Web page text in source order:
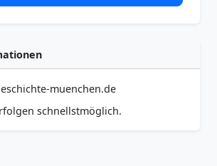
muenchen.de
schnellstmöglich.